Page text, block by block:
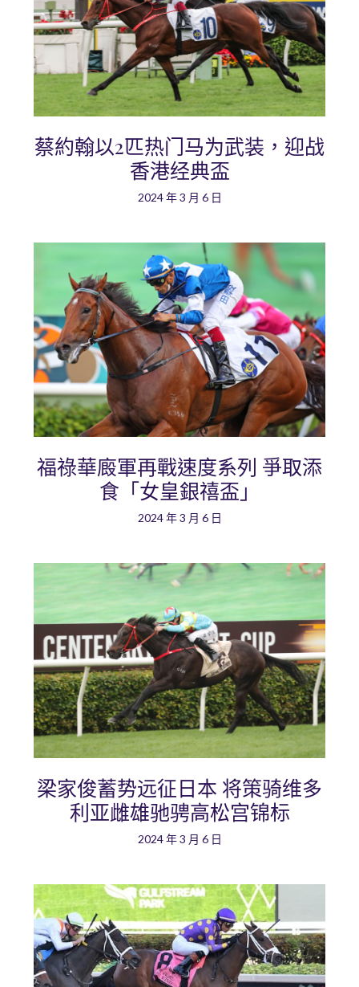
蔡約翰以2匹热门马为武装，迎战
香港经典盃
2024 年 3 月 6 日
福祿華廄軍再戰速度系列 爭取添
食「女皇銀禧盃」
2024 年 3 月 6 日
梁家俊蓄势远征日本 将策骑维多
利亚雌雄驰骋高松宫锦标
2024 年 3 月 6 日